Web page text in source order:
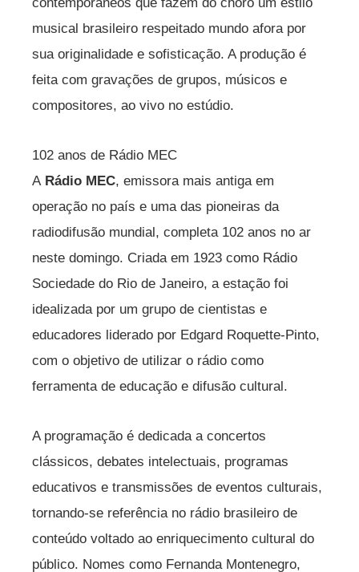
musical brasileiro respeitado mundo afora por
sua originalidade e sofisticação. A produção é
feita com gravações de grupos, músicos e
compositores, ao vivo no estúdio.
102 anos de Rádio MEC
A Rádio MEC, emissora mais antiga em
operação no país e uma das pioneiras da
radiodifusão mundial, completa 102 anos no ar
neste domingo. Criada em 1923 como Rádio
Sociedade do Rio de Janeiro, a estação foi
idealizada por um grupo de cientistas e
educadores liderado por Edgard Roquette-Pinto,
com o objetivo de utilizar o rádio como
ferramenta de educação e difusão cultural.
A programação é dedicada a concertos
clássicos, debates intelectuais, programas
educativos e transmissões de eventos culturais,
tornando-se referência no rádio brasileiro de
conteúdo voltado ao enriquecimento cultural do
público. Nomes como Fernanda Montenegro,